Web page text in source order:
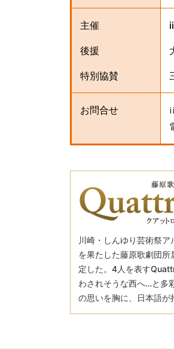
主催
後援
特別協賛
お問合せ
川崎・しんゆり芸術祭
を果たした藤原歌劇団
定した。4人を表す
わされそうな西へ…と多
の思いを胸に、日本語が